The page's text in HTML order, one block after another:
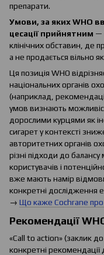
препарати.
Умови, за яких WHO
цесації прийнятним —
клінічних обставин, де
а не продається вільно
Ця позиція WHO
національних органів
(наприклад,
умов визнають
дорослими курцями як
сигарет у контексті
авторитетних органів
різні підходи до
користувачів і
вже мають намір
конкретні дослідження
→ Що каже Cochrane про
Рекомендації
«Call to action» (заклик
конкретні рекомендації